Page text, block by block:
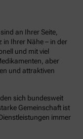
an Ihrer Seite,
in Ihrer Nähe – in der
und mit viel
aber
und attraktiven
sich bundesweit
Gemeinschaft ist
immer